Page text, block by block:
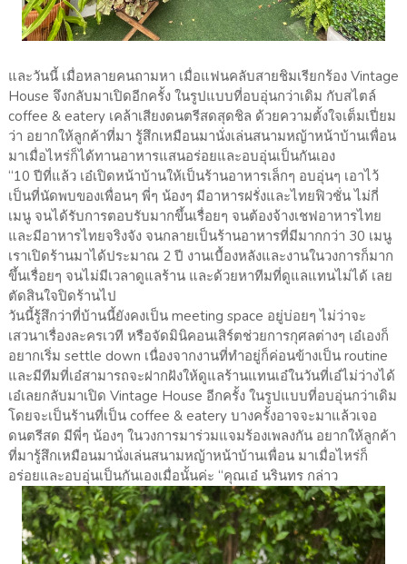
และวันนี้ เมื่อหลายคนถามหา เมื่อแฟนคลับสายชิมเรียกร้อง Vintage
House จึงกลับมาเปิดอีกครั้ง ในรูปแบบที่อบอุ่นกว่าเดิม กับสไตล์
coffee & eatery เคล้าเสียงดนตรีสดสุดชิล ด้วยความตั้งใจเต็มเปี่ยม
ว่า อยากให้ลูกค้าที่มา รู้สึกเหมือนมานั่งเล่นสนามหญ้าหน้าบ้านเพื่อน
มาเมื่อไหร่ก็ได้ทานอาหารแสนอร่อยและอบอุ่นเป็นกันเอง
“10 ปีที่แล้ว เอ๋เปิดหน้าบ้านให้เป็นร้านอาหารเล็กๆ อบอุ่นๆ เอาไว้
เป็นที่นัดพบของเพื่อนๆ พี่ๆ น้องๆ มีอาหารฝรั่งและไทยฟิวชั่น ไม่กี่
เมนู จนได้รับการตอบรับมากขึ้นเรื่อยๆ จนต้องจ้างเชฟอาหารไทย
และมีอาหารไทยจริงจัง จนกลายเป็นร้านอาหารที่มีมากกว่า 30 เมนู
เราเปิดร้านมาได้ประมาณ 2 ปี งานเบื้องหลังและงานในวงการก็มาก
ขึ้นเรื่อยๆ จนไม่มีเวลาดูแลร้าน และด้วยหาทีมที่ดูแลแทนไม่ได้ เลย
ตัดสินใจปิดร้านไป
วันนี้รู้สึกว่าที่บ้านนี้ยังคงเป็น meeting space อยู่บ่อยๆ ไม่ว่าจะ
เสวนาเรื่องละครเวที หรือจัดมินิคอนเสิร์ตช่วยการกุศลต่างๆ เอ๋เองก็
อยากเริ่ม settle down เนื่องจากงานที่ทำอยู่ก็ค่อนข้างเป็น routine
และมีทีมที่เอ๋สามารถจะฝากฝังให้ดูแลร้านแทนเอ๋ในวันที่เอ๋ไม่ว่างได้
เอ๋เลยกลับมาเปิด Vintage House อีกครั้ง ในรูปแบบที่อบอุ่นกว่าเดิม
โดยจะเป็นร้านที่เป็น coffee & eatery บางครั้งอาจจะมาแล้วเจอ
ดนตรีสด มีพี่ๆ น้องๆ ในวงการมาร่วมแจมร้องเพลงกัน อยากให้ลูกค้า
ที่มารู้สึกเหมือนมานั่งเล่นสนามหญ้าหน้าบ้านเพื่อน มาเมื่อไหร่ก็
อร่อยและอบอุ่นเป็นกันเองเมื่อนั้นค่ะ “คุณเอ๋ นรินทร กล่าว